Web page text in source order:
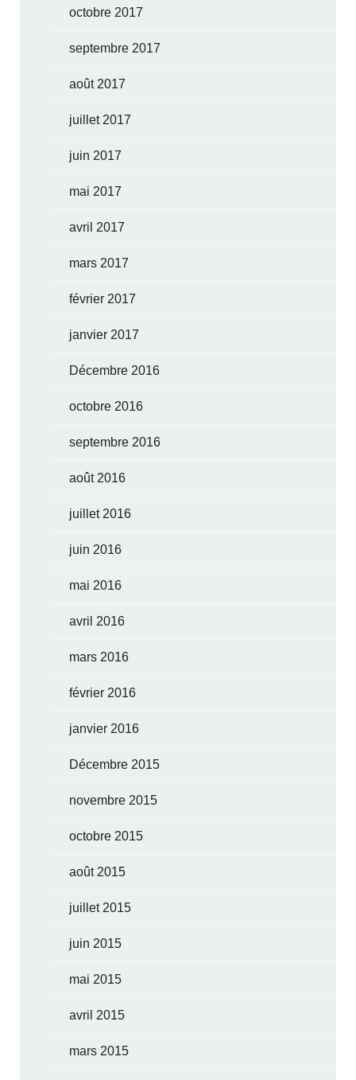
octobre 2017
septembre 2017
août 2017
juillet 2017
juin 2017
mai 2017
avril 2017
mars 2017
février 2017
janvier 2017
Décembre 2016
octobre 2016
septembre 2016
août 2016
juillet 2016
juin 2016
mai 2016
avril 2016
mars 2016
février 2016
janvier 2016
Décembre 2015
novembre 2015
octobre 2015
août 2015
juillet 2015
juin 2015
mai 2015
avril 2015
mars 2015